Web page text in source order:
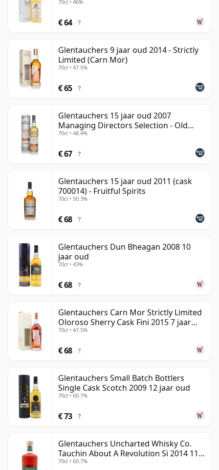
met boomgaardfruit, toffee en gepolijst eikenhout.
Glentauchers behoort tot de categorie Speyside malts
schatten dan het grote publiek. Die relatieve
onbekendheid maakt deel uit van haar charme: goed
gebotteld biedt ze een elegante, ingetogen single malt
die laat zien waarom sommige minder bekende
oud
70cl • 46%
€ 64 ?
Glentauchers 9 jaar oud 2014 - Strictly
Limited (Carn Mor)
70cl • 47.5%
€ 65 ?
Glentauchers 15 jaar oud 2007
Managing Directors Selection - Old
Part
70cl • 48.4%
€ 67 ?
Glentauchers 15 jaar oud 2011 (cask
700014) - Fruitful Spirits
70cl • 50.3%
€ 68 ?
Glentauchers Dun Bheagan 2008 10
jaar oud
70cl • 43%
€ 68 ?
Glentauchers Carn Mor Strictly Limited
Oloroso Sherry Cask Fini 2015 7 jaar
oud
70cl • 47.5%
€ 68 ?
Glentauchers Small Batch Bottlers
Single Cask Scotch 2009 12 jaar oud
70cl • 60.7%
€ 73 ?
Glentauchers Uncharted Whisky Co.
Tauchin About A Revolution Si 2014 11
jaar oud
70cl • 60.7%